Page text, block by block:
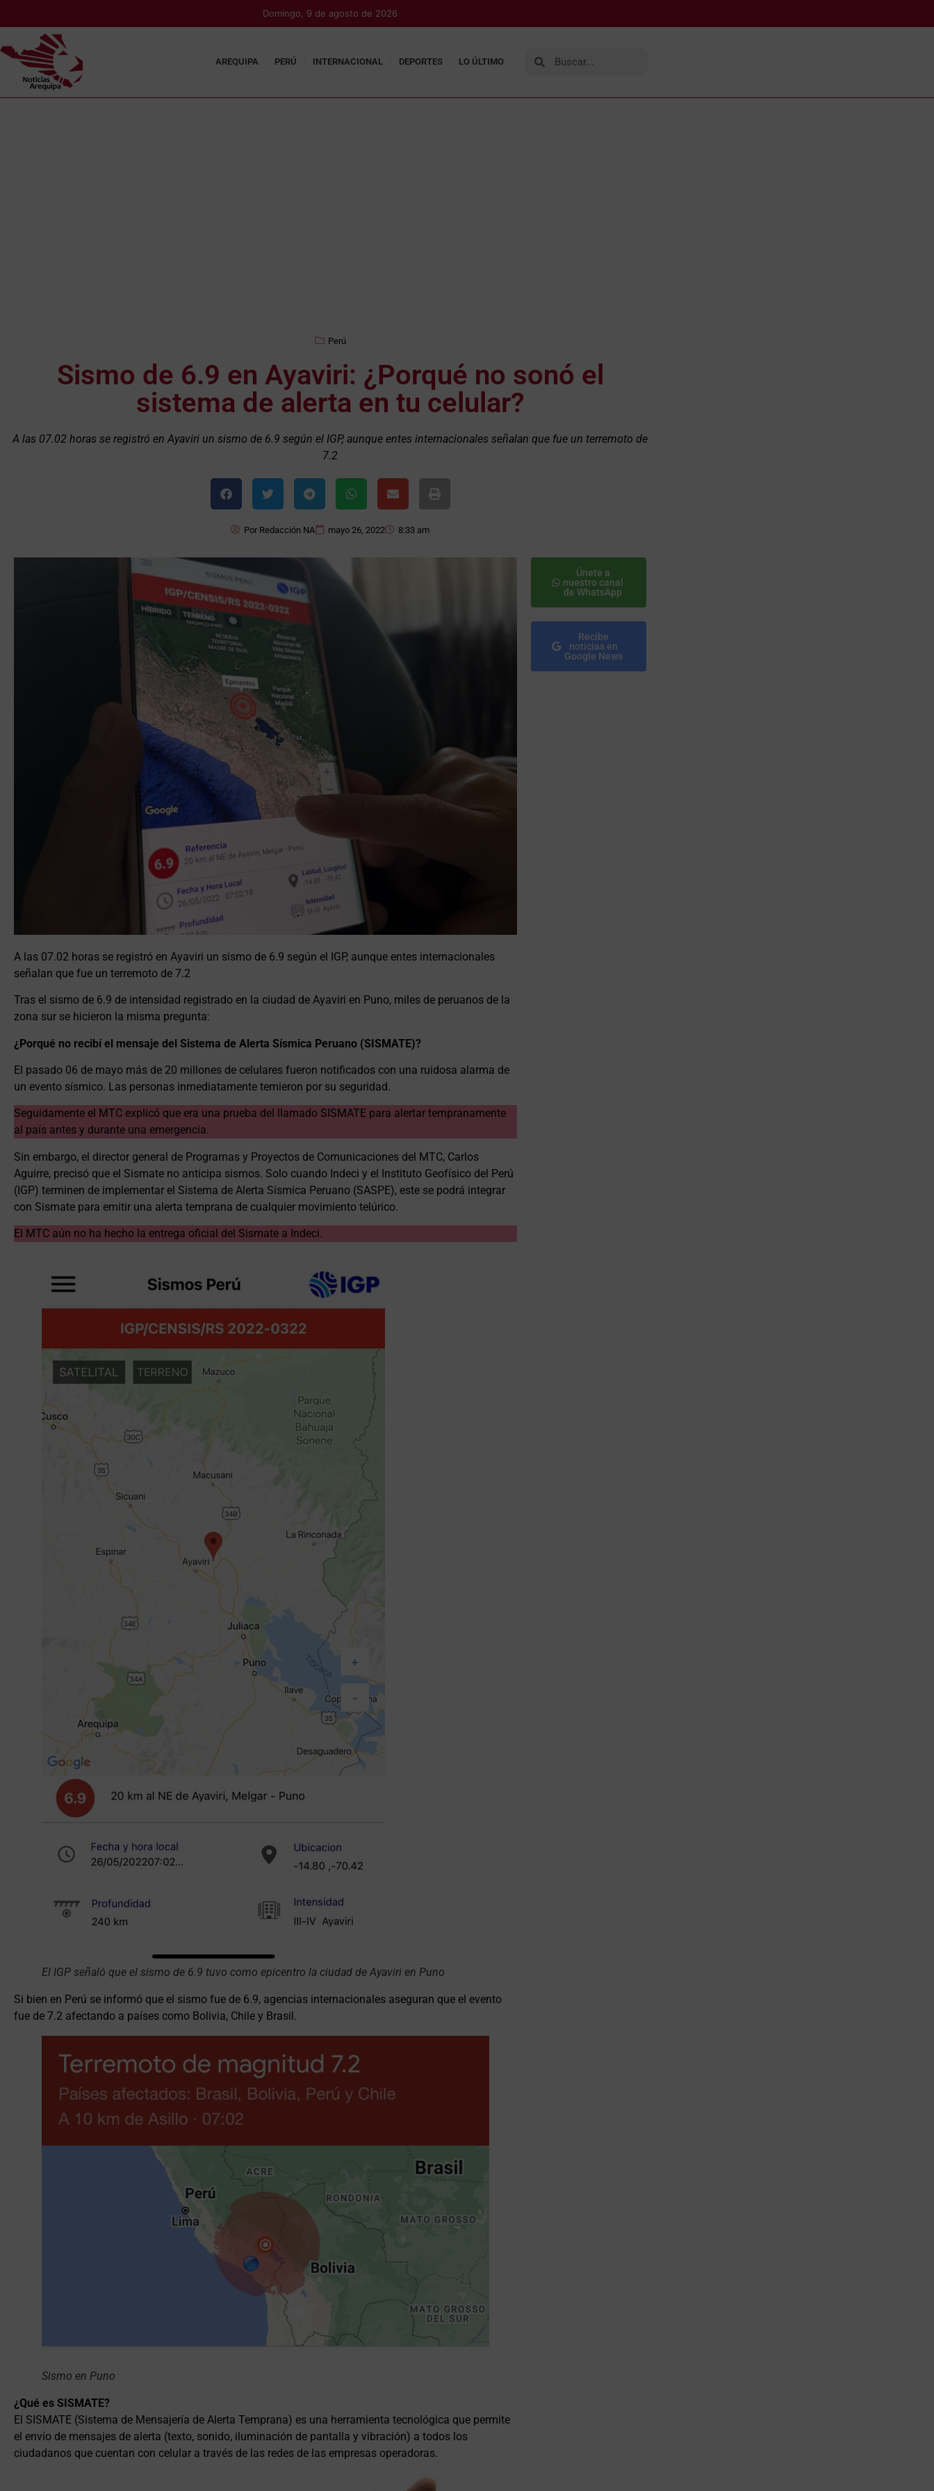
Domingo, 9 de agosto de 2026
AREQUIPA PERÚ INTERNACIONAL DEPORTES LO ÚLTIMO
Perú
Sismo de 6.9 en Ayaviri: ¿Porqué no sonó el
sistema de alerta en tu celular?
A las 07.02 horas se registró en Ayaviri un sismo de 6.9 según el IGP, aunque entes internacionales señalan que fue un terremoto de
7.2
Por Redacción NA mayo 26, 2022 8:33 am
A las 07.02 horas se registró en Ayaviri un sismo de 6.9 según el IGP, aunque entes internacionales
señalan que fue un terremoto de 7.2
Tras el sismo de 6.9 de intensidad registrado en la ciudad de Ayaviri en Puno, miles de peruanos de la
zona sur se hicieron la misma pregunta:
¿Porqué no recibí el mensaje del Sistema de Alerta Sísmica Peruano (SISMATE)?
El pasado 06 de mayo más de 20 millones de celulares fueron notificados con una ruidosa alarma de
un evento sísmico. Las personas inmediatamente temieron por su seguridad.
Seguidamente el MTC explicó que era una prueba del llamado SISMATE para alertar tempranamente
al país antes y durante una emergencia.
Sin embargo, el director general de Programas y Proyectos de Comunicaciones del MTC, Carlos
Aguirre, precisó que el Sismate no anticipa sismos. Solo cuando Indeci y el Instituto Geofísico del Perú
(IGP) terminen de implementar el Sistema de Alerta Sísmica Peruano (SASPE), este se podrá integrar
con Sismate para emitir una alerta temprana de cualquier movimiento telúrico.
El MTC aún no ha hecho la entrega oficial del Sismate a Indeci.
El IGP señaló que el sismo de 6.9 tuvo como epicentro la ciudad de Ayaviri en Puno
Si bien en Perú se informó que el sismo fue de 6.9, agencias internacionales aseguran que el evento
fue de 7.2 afectando a países como Bolivia, Chile y Brasil.
Sismo en Puno
¿Qué es SISMATE?
El SISMATE (Sistema de Mensajería de Alerta Temprana) es una herramienta tecnológica que permite
el envío de mensajes de alerta (texto, sonido, iluminación de pantalla y vibración) a todos los
ciudadanos que cuentan con celular a través de las redes de las empresas operadoras.
Únete a
nuestro canal
de WhatsApp
Recibe
noticias en
Google News